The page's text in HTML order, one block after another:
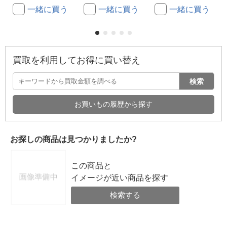
一緒に買う 一緒に買う 一緒に買う
買取を利用してお得に買い替え
検索
お買いもの履歴から探す
お探しの商品は見つかりましたか?
この商品と
イメージが近い商品を探す
検索する